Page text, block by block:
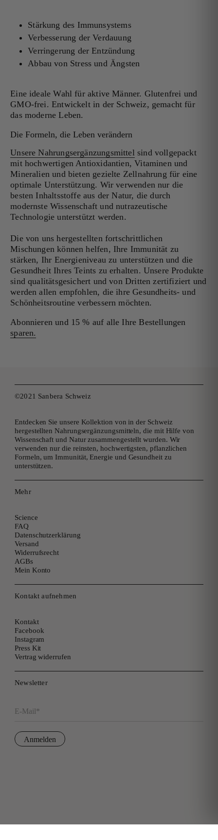
Stärkung des Immunsystems
Verbesserung der Verdauung
Verringerung der Entzündung
Abbau von Stress und Ängsten
Eine ideale Wahl für aktive Männer. Glutenfrei und
GMO-frei. Entwickelt in der Schweiz, gemacht für
das moderne Leben.
Die Formeln, die Leben verändern
Unsere Nahrungsergänzungsmittelsind vollgepackt
mit hochwertigen Antioxidantien, Vitaminen und
Mineralien und bieten gezielte Zellnahrung für eine
optimale Unterstützung. Wir verwenden nur die
besten Inhaltsstoffe aus der Natur, die durch
modernste Wissenschaft und nutrazeutische
Technologie unterstützt werden.
Die von uns hergestellten fortschrittlichen
Mischungen können helfen, Ihre Immunität zu
stärken, Ihr Energieniveau zu unterstützen und die
Gesundheit Ihres Teints zu erhalten. Unsere Produkte
sind qualitätsgesichert und von Dritten zertifiziert und
werden allen empfohlen, die ihre Gesundheits- und
Schönheitsroutine verbessern möchten.
Abonnieren und 15 % auf alle Ihre Bestellungen
sparen.
©2021 Sanbera Schweiz
Entdecken Sie unsere Kollektion von in der Schweiz
hergestellten Nahrungsergänzungsmitteln, die mit Hilfe von
Wissenschaft und Natur zusammengestellt wurden. Wir
verwenden nur die reinsten, hochwertigsten, pflanzlichen
Formeln, um Immunität, Energie und Gesundheit zu
unterstützen.
Mehr
Science
FAQ
Datenschutzerklärung
Versand
Widerrufsrecht
AGBs
Mein Konto
Kontakt aufnehmen
Kontakt
Facebook
Instagram
Press Kit
Vertrag widerrufen
Newsletter
E-Mail*
Anmelden